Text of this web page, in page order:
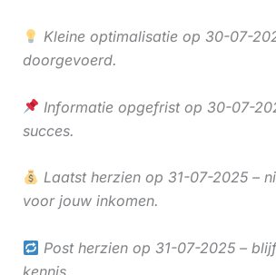
Kleine optimalisatie op 30-07-
doorgevoerd.
Informatie opgefrist op 30-07-
succes.
Laatst herzien op 31-07-2025 –
voor jouw inkomen.
Post herzien op 31-07-2025 –
kennis.